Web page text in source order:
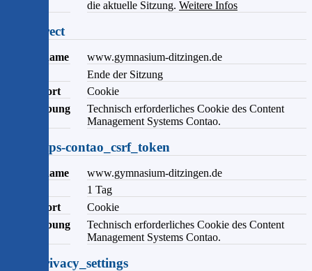
die aktuelle Sitzung. Weitere Infos
sf_redirect
Domainname
www.gymnasium-ditzingen.de
Ende der Sitzung
Speicherort
Cookie
Beschreibung
Technisch erforderliches Cookie des Content
Management Systems Contao.
csrf_https-contao_csrf_token
Domainname
www.gymnasium-ditzingen.de
1 Tag
Speicherort
Cookie
Beschreibung
Technisch erforderliches Cookie des Content
Management Systems Contao.
user_privacy_settings